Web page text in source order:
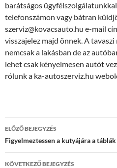
barátságos
telefonszámon vagy bátran
szerviz@kovacsauto.hu e-mail
visszajelez majd önnek. A
nemcsak a lakásban de az
lehet csak kényelmesen autót
rólunk a ka-autoszerviz.hu
Bejegyzés
navigáció
ELŐZŐ BEJEGYZÉS
Figyelmeztessen a kutyájára a
KÖVETKEZŐ BEJEGYZÉS